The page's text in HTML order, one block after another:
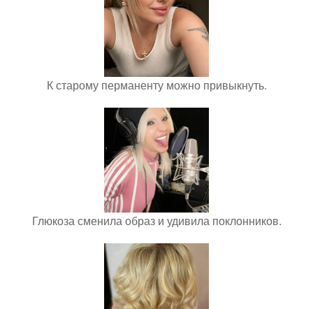
К старому перманенту можно привыкнуть.
Глюкоза сменила образ и удивила поклонников.